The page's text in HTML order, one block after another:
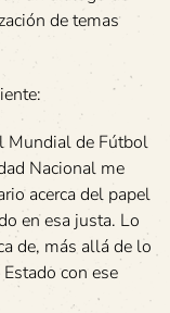
de temas
Mundial de Fútbol
Nacional me
acerca del papel
en esa justa. Lo
de, más allá de lo
con ese